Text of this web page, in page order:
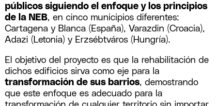
públicos siguiendo el enfoque y los principios
de la NEB, en cinco municipios diferentes:
Cartagena y Blanca (España), Varazdin (Croacia),
Adazi (Letonia) y Erzsébtváros (Hungría).
El objetivo del proyecto es que la rehabilitación de
dichos edificios sirva como eje para la
transformación de sus barrios, demostrando
que este enfoque es adecuado para la